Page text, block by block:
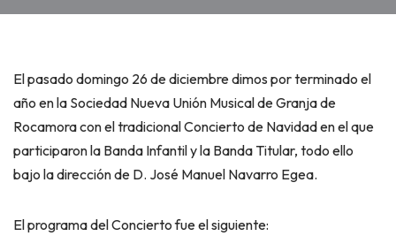
El pasado domingo 26 de diciembre dimos por terminado el
año en la Sociedad Nueva Unión Musical de Granja de
Rocamora con el tradicional Concierto de Navidad en el que
participaron la Banda Infantil y la Banda Titular, todo ello
bajo la dirección de D. José Manuel Navarro Egea.
El programa del Concierto fue el siguiente: